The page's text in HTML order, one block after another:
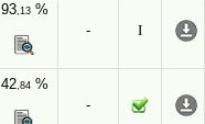
93,13%
-
I
42,84%
-